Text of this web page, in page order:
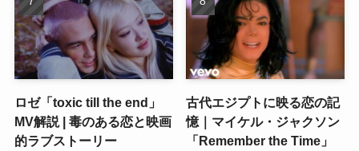
ロゼ「toxic till the end」
MV解説 | 毒のある恋と映画
的ラブストーリー
古代エジプトに映る恋の記
憶｜マイケル・ジャクソン
「Remember the Time」